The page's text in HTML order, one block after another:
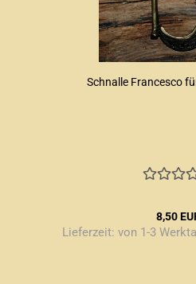
Schnalle Francesco
8,50
Lieferzeit: von 1-3